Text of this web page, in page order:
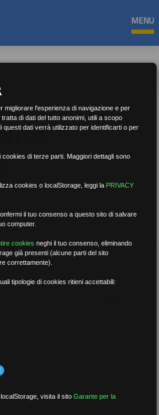
MENU
E
migliorare l'esperienza di navigazione e per
di dati del tutto anonimi, utili a scopo
dati verrà utilizzato per identificarti o per
di terze parti. Maggiori dettagli sono
cookies o localStorage, leggi la PRIVACY
il tuo consenso a questo sito di salvare
computer.
cookies neghi il tuo consenso, eliminando
già presenti (alcune parti del sito
correttamente).
tipologie di cookies ritieni accettabili:
visita il sitoGarante per la